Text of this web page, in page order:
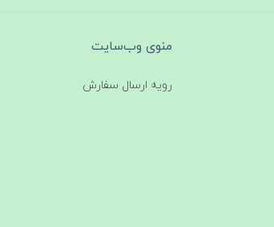
منوی وب‌سایت
رویه ارسال سفارش